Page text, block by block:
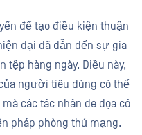
để tạo điều kiện thuận
đại đã dẫn đến sự gia
tệp hàng ngày. Điều này,
người tiêu dùng có thể
các tác nhân đe dọa có
pháp phòng thủ mạng.